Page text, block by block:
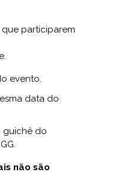
participarem
evento.
data do
guichê do
não são